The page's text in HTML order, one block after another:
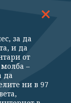
КАЛЕЙДОСКОП
за да
и да
от
–
да
ни в 97